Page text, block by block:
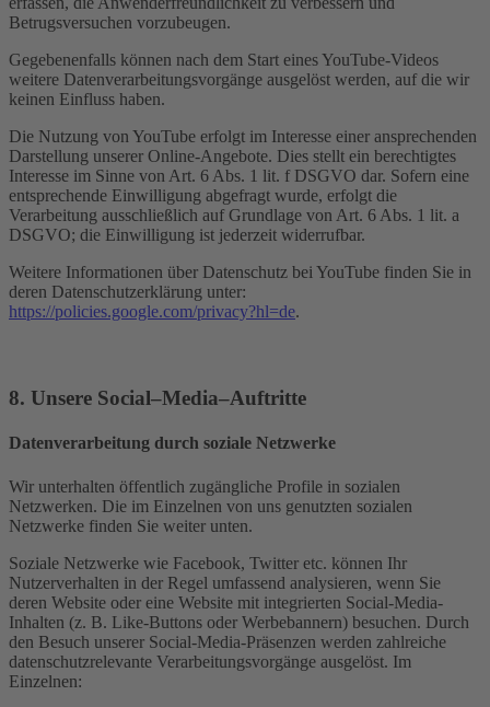
Betrugsversuchen vorzubeugen.
Gegebenenfalls können nach dem Start eines YouTube-Videos
weitere Datenverarbeitungsvorgänge ausgelöst werden, auf die wir
keinen Einfluss haben.
Die Nutzung von YouTube erfolgt im Interesse einer ansprechenden
Darstellung unserer Online-Angebote. Dies stellt ein berechtigtes
Interesse im Sinne von Art. 6 Abs. 1 lit. f DSGVO dar. Sofern eine
entsprechende Einwilligung abgefragt wurde, erfolgt die
Verarbeitung ausschließlich auf Grundlage von Art. 6 Abs. 1 lit. a
DSGVO; die Einwilligung ist jederzeit widerrufbar.
Weitere Informationen über Datenschutz bei YouTube finden Sie in
deren Datenschutzerklärung unter:
https://policies.google.com/privacy?hl=de.
8. Unsere Social–Media–Auftritte
Datenverarbeitung durch soziale Netzwerke
Wir unterhalten öffentlich zugängliche Profile in sozialen
Netzwerken. Die im Einzelnen von uns genutzten sozialen
Netzwerke finden Sie weiter unten.
Soziale Netzwerke wie Facebook, Twitter etc. können Ihr
Nutzerverhalten in der Regel umfassend analysieren, wenn Sie
deren Website oder eine Website mit integrierten Social-Media-
Inhalten (z. B. Like-Buttons oder Werbebannern) besuchen. Durch
den Besuch unserer Social-Media-Präsenzen werden zahlreiche
datenschutzrelevante Verarbeitungsvorgänge ausgelöst. Im
Einzelnen: